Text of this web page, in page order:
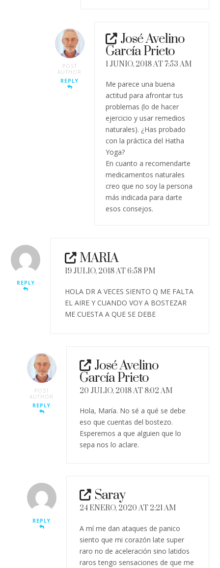
POST
AUTHOR
REPLY
José Avelino
García Prieto
1 JUNIO, 2018 AT 7:53 AM
Me parece una buena
actitud para afrontar tus
problemas (lo de hacer
ejercicio y usar remedios
naturales). ¿Has probado
con la práctica del Hatha
Yoga?
En cuanto a recomendarte
medicamentos naturales
creo que no soy la persona
más indicada para darte
esos consejos.
REPLY
MARIA
19 JULIO, 2018 AT 6:58 PM
HOLA DR A VECES SIENTO Q ME FALTA
EL AIRE Y CUANDO VOY A BOSTEZAR
ME CUESTA A QUE SE DEBE
POST
AUTHOR
REPLY
José Avelino
García Prieto
20 JULIO, 2018 AT 8:02 AM
Hola, María. No sé a qué se debe
eso que cuentas del bostezo.
Esperemos a que alguien que lo
sepa nos lo aclare.
REPLY
Saray
24 ENERO, 2020 AT 2:21 AM
A mí me dan ataques de panico
siento que mi corazón late super
raro no de aceleración sino latidos
raros tengo sensaciones de que me